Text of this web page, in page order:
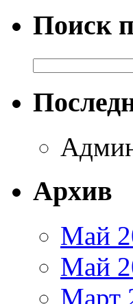
Поиск
Архив
Май
Май
Март